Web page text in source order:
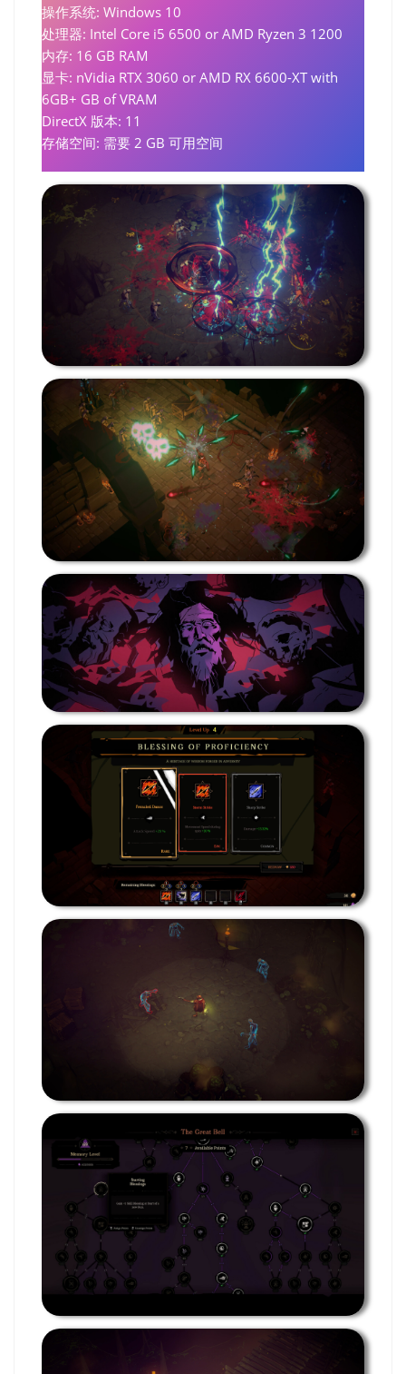
操作系统: Windows 10
处理器: Intel Core i5 6500 or AMD Ryzen 3 1200
内存: 16 GB RAM
显卡: nVidia RTX 3060 or AMD RX 6600-XT with
6GB+ GB of VRAM
DirectX 版本: 11
存储空间: 需要 2 GB 可用空间